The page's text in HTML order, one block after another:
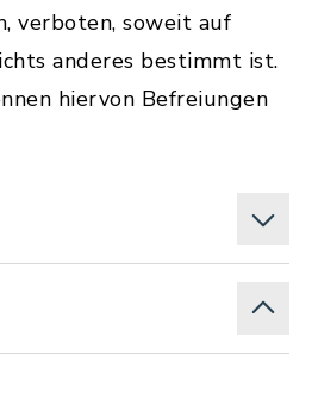
verboten, soweit auf
anderes bestimmt ist.
hiervon Befreiungen